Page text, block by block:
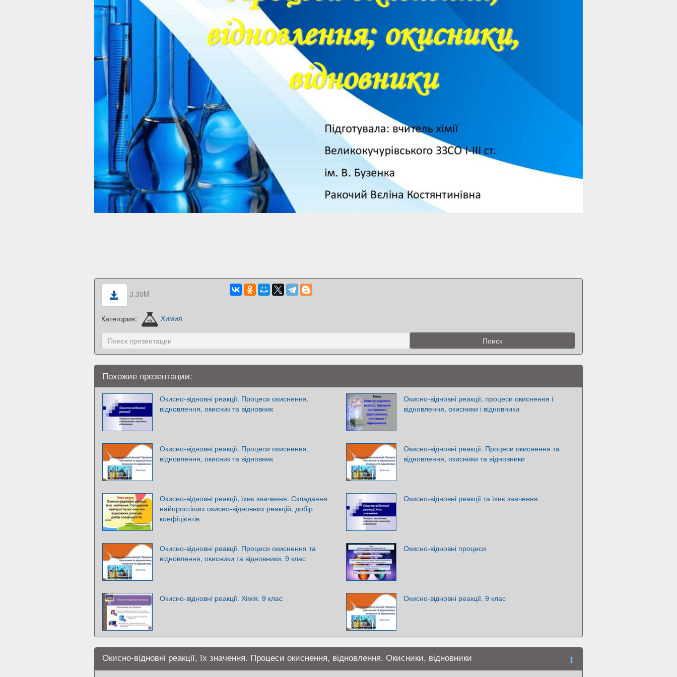
3.30M
Категория: Химия
Похожие презентации:
Окисно-відновні реакції. Процеси окиснення,
відновлення, окисник та відновник
Окисно-відновні реакції, процеси окиснення і
відновлення, окисники і відновники
Окисно-відновні реакції. Процеси окиснення,
відновлення, окисник та відновник
Окисно-відновні реакції. Процеси окиснення та
відновлення, окисники та відновники
Окисно-відновні реакції, їхнє значення. Складання
найпростіших окисно-відновних реакцій, добір
коефіцієнтів
Окисно-відновні реакції та їхнє значення
Окисно-відновні реакції. Процеси окиснення та
відновлення, окисники та відновники. 9 клас
Окисно-відновні процеси
Окисно-відновні реакції. Хімія. 9 клас Окисно-відновні реакції. 9 клас
Окисно-відновні реакції, їх значення. Процеси окиснення, відновлення. Окисники, відновники